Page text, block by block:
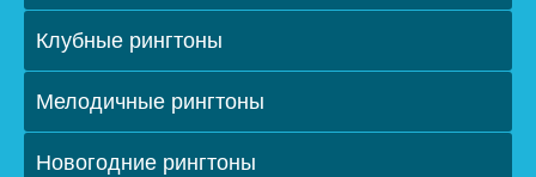
Клубные рингтоны
Мелодичные рингтоны
Новогодние рингтоны